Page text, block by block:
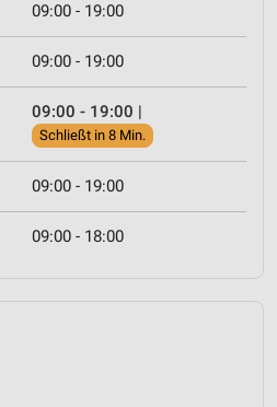
09:00 - 19:00
09:00 - 19:00
09:00 - 19:00 |
Schließt in 8 Min.
09:00 - 19:00
09:00 - 18:00